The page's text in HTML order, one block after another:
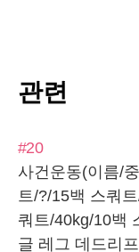
관련
#20
사건운동(이름/
트/?/15백 스쿼
쿼트/40kg/10백
글 레그 데드리